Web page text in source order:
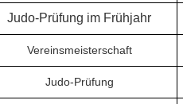
Judo-Prüfung im Frühjahr
Vereinsmeisterschaft
Judo-Prüfung